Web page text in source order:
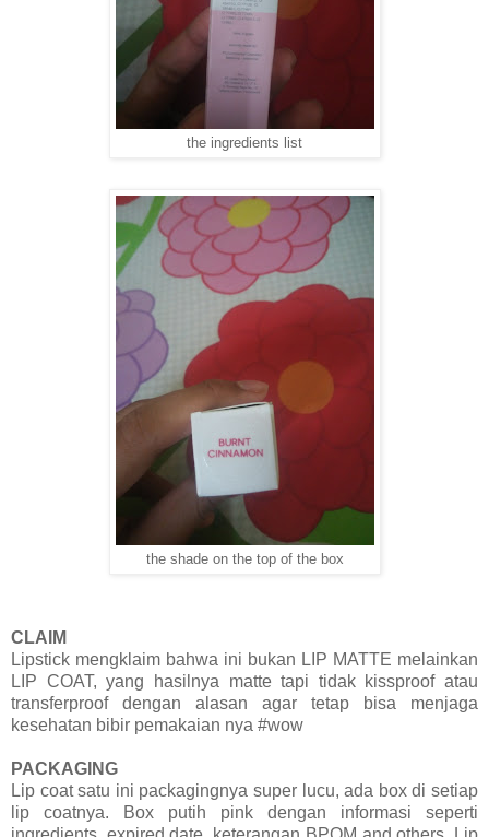
the ingredients list
the shade on the top of the box
CLAIM
Lipstick mengklaim bahwa ini bukan LIP MATTE melainkan
LIP COAT, yang hasilnya matte tapi tidak kissproof atau
transferproof dengan alasan agar tetap bisa menjaga
kesehatan bibir pemakaian nya #wow
PACKAGING
Lip coat satu ini packagingnya super lucu, ada box di setiap
lip coatnya. Box putih pink dengan informasi seperti